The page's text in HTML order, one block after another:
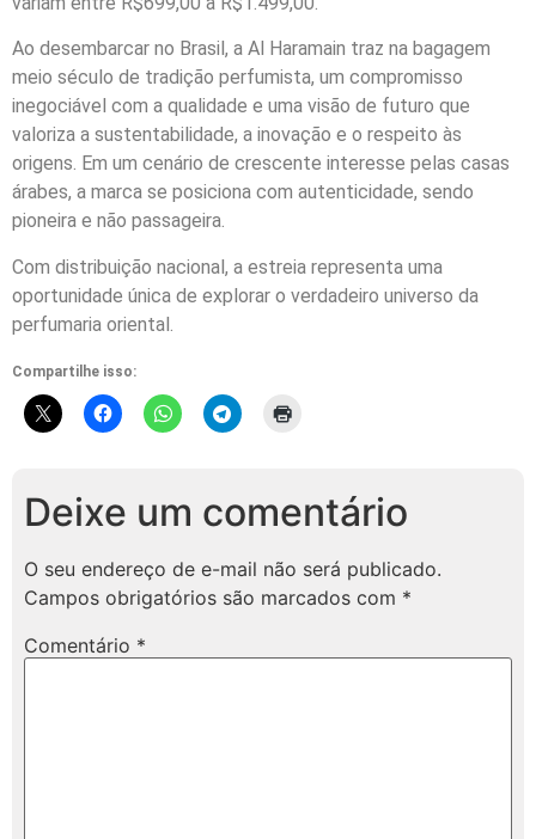
Ao desembarcar no Brasil, a Al Haramain traz na bagagem
meio século de tradição perfumista, um compromisso
inegociável com a qualidade e uma visão de futuro que
valoriza a sustentabilidade, a inovação e o respeito às
origens. Em um cenário de crescente interesse pelas casas
árabes, a marca se posiciona com autenticidade, sendo
pioneira e não passageira.
Com distribuição nacional, a estreia representa uma
oportunidade única de explorar o verdadeiro universo da
perfumaria oriental.
Compartilhe isso:
Deixe um comentário
O seu endereço de e-mail não será publicado.
Campos obrigatórios são marcados com *
Comentário *